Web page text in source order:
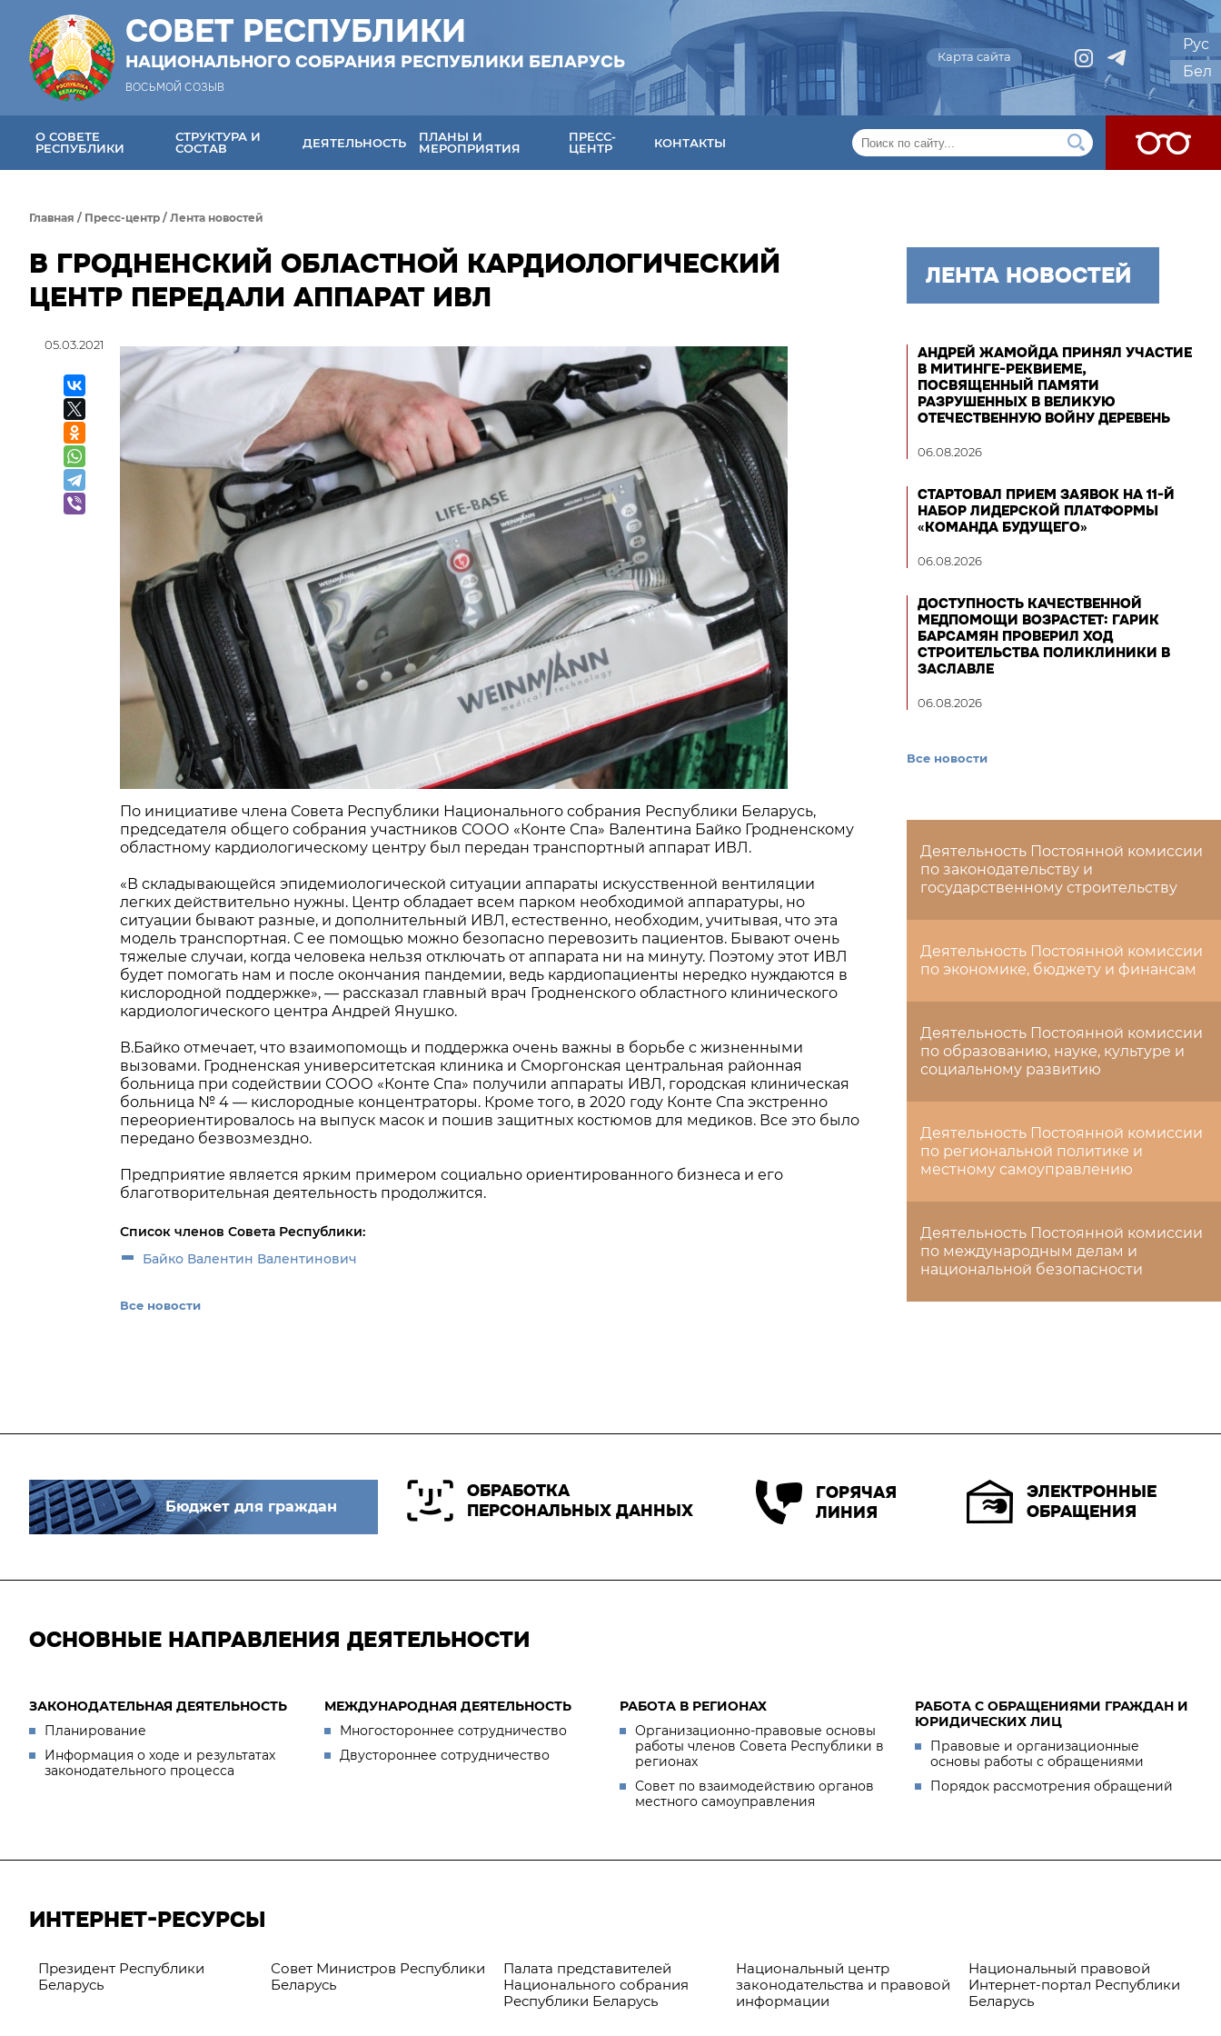
СОВЕТ РЕСПУБЛИКИ
НАЦИОНАЛЬНОГО СОБРАНИЯ РЕСПУБЛИКИ БЕЛАРУСЬ
ВОСЬМОЙ СОЗЫВ
Карта сайта
Рус
Бел
О СОВЕТЕ
РЕСПУБЛИКИ
СТРУКТУРА И
СОСТАВ
ДЕЯТЕЛЬНОСТЬ
ПЛАНЫ И
МЕРОПРИЯТИЯ
ПРЕСС-
ЦЕНТР
КОНТАКТЫ
Главная / Пресс-центр / Лента новостей
В ГРОДНЕНСКИЙ ОБЛАСТНОЙ КАРДИОЛОГИЧЕСКИЙ
ЦЕНТР ПЕРЕДАЛИ АППАРАТ ИВЛ
05.03.2021
По инициативе члена Совета Республики Национального собрания Республики Беларусь,
председателя общего собрания участников СООО «Конте Спа» Валентина Байко Гродненскому
областному кардиологическому центру был передан транспортный аппарат ИВЛ.
«В складывающейся эпидемиологической ситуации аппараты искусственной вентиляции
легких действительно нужны. Центр обладает всем парком необходимой аппаратуры, но
ситуации бывают разные, и дополнительный ИВЛ, естественно, необходим, учитывая, что эта
модель транспортная. С ее помощью можно безопасно перевозить пациентов. Бывают очень
тяжелые случаи, когда человека нельзя отключать от аппарата ни на минуту. Поэтому этот ИВЛ
будет помогать нам и после окончания пандемии, ведь кардиопациенты нередко нуждаются в
кислородной поддержке», — рассказал главный врач Гродненского областного клинического
кардиологического центра Андрей Янушко.
В.Байко отмечает, что взаимопомощь и поддержка очень важны в борьбе с жизненными
вызовами. Гродненская университетская клиника и Сморгонская центральная районная
больница при содействии СООО «Конте Спа» получили аппараты ИВЛ, городская клиническая
больница № 4 — кислородные концентраторы. Кроме того, в 2020 году Конте Спа экстренно
переориентировалось на выпуск масок и пошив защитных костюмов для медиков. Все это было
передано безвозмездно.
Предприятие является ярким примером социально ориентированного бизнеса и его
благотворительная деятельность продолжится.
Список членов Совета Республики:
Байко Валентин Валентинович
Все новости
ЛЕНТА НОВОСТЕЙ
АНДРЕЙ ЖАМОЙДА ПРИНЯЛ УЧАСТИЕ
В МИТИНГЕ-РЕКВИЕМЕ,
ПОСВЯЩЕННЫЙ ПАМЯТИ
РАЗРУШЕННЫХ В ВЕЛИКУЮ
ОТЕЧЕСТВЕННУЮ ВОЙНУ ДЕРЕВЕНЬ
06.08.2026
СТАРТОВАЛ ПРИЕМ ЗАЯВОК НА 11-Й
НАБОР ЛИДЕРСКОЙ ПЛАТФОРМЫ
«КОМАНДА БУДУЩЕГО»
06.08.2026
ДОСТУПНОСТЬ КАЧЕСТВЕННОЙ
МЕДПОМОЩИ ВОЗРАСТЕТ: ГАРИК
БАРСАМЯН ПРОВЕРИЛ ХОД
СТРОИТЕЛЬСТВА ПОЛИКЛИНИКИ В
ЗАСЛАВЛЕ
06.08.2026
Все новости
Деятельность Постоянной комиссии
по законодательству и
государственному строительству
Деятельность Постоянной комиссии
по экономике, бюджету и финансам
Деятельность Постоянной комиссии
по образованию, науке, культуре и
социальному развитию
Деятельность Постоянной комиссии
по региональной политике и
местному самоуправлению
Деятельность Постоянной комиссии
по международным делам и
национальной безопасности
Бюджет для граждан
ОБРАБОТКА
ПЕРСОНАЛЬНЫХ ДАННЫХ
ГОРЯЧАЯ
ЛИНИЯ
ЭЛЕКТРОННЫЕ
ОБРАЩЕНИЯ
ОСНОВНЫЕ НАПРАВЛЕНИЯ ДЕЯТЕЛЬНОСТИ
ЗАКОНОДАТЕЛЬНАЯ ДЕЯТЕЛЬНОСТЬ
Планирование
Информация о ходе и результатах
законодательного процесса
МЕЖДУНАРОДНАЯ ДЕЯТЕЛЬНОСТЬ
Многостороннее сотрудничество
Двустороннее сотрудничество
РАБОТА В РЕГИОНАХ
Организационно-правовые основы
работы членов Совета Республики в
регионах
Совет по взаимодействию органов
местного самоуправления
РАБОТА С ОБРАЩЕНИЯМИ ГРАЖДАН И
ЮРИДИЧЕСКИХ ЛИЦ
Правовые и организационные
основы работы с обращениями
Порядок рассмотрения обращений
ИНТЕРНЕТ-РЕСУРСЫ
Президент Республики
Беларусь
Совет Министров Республики
Беларусь
Палата представителей
Национального собрания
Республики Беларусь
Национальный центр
законодательства и правовой
информации
Национальный правовой
Интернет-портал Республики
Беларусь